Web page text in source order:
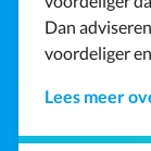
Dan
voordeliger
Lees meer